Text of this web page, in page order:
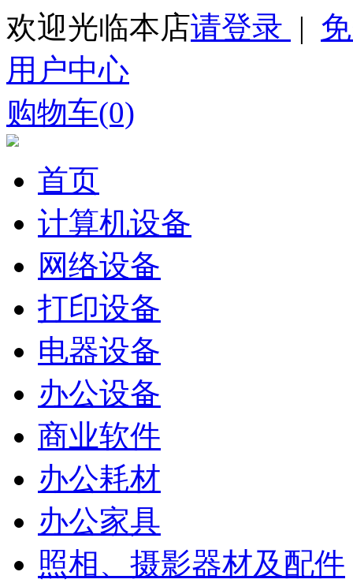
欢迎光临本店请登录 |
用户中心
购物车(0)
首页
计算机设备
网络设备
打印设备
电器设备
办公设备
商业软件
办公耗材
办公家具
照相、摄影器材及配件